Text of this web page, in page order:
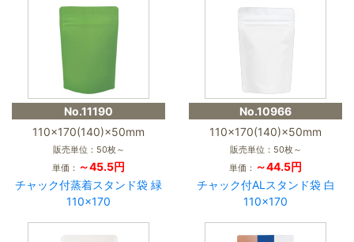
No.11190
110×170(140)×50mm
販売単位：50枚～
単価： ～45.5円
チャック付蒸着スタンド袋 緑
110×170
No.10966
110×170(140)×50mm
販売単位：50枚～
単価： ～44.5円
チャック付ALスタンド袋 白
110×170